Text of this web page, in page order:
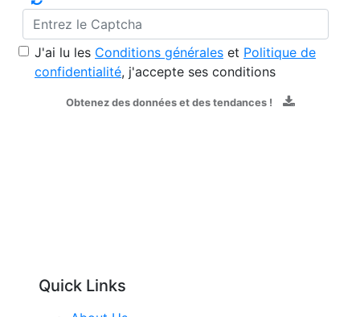
J'ai lu les Conditions générales et Politique de
confidentialité, j'accepte ses conditions
Obtenez des données et des tendances !
Quick Links